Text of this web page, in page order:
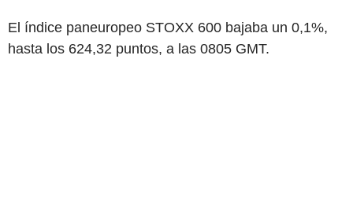
El índice paneuropeo STOXX 600 bajaba un 0,1%,
hasta los 624,32 puntos, a las 0805 GMT.